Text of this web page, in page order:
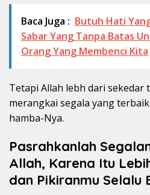
Baca Juga : Butuh Hati
Sabar Yang Tanpa Batas
Orang Yang Membenci Kita
Tetapi Allah lebh dari sekedar
merangkai segala yang
hamba-Nya.
Pasrahkanlah
Allah, Karena Itu
dan Pikiranmu Selalu